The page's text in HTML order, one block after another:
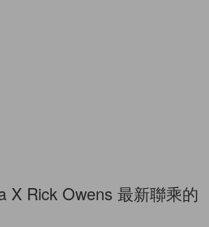
X Rick Owens 最新聯乘的